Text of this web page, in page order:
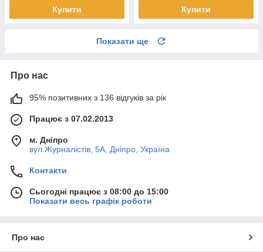
Купити Купити
Показати ще
Про нас
95% позитивних з 136 відгуків за рік
Працює з 07.02.2013
м. Дніпро
вул.Журналістів, 5А, Дніпро, Україна
Контакти
Сьогодні працює з 08:00 до 15:00
Показати весь графік роботи
Про нас